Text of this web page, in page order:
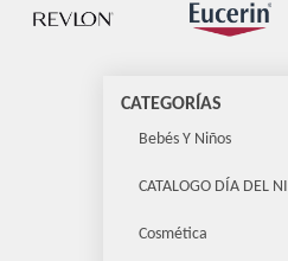
CATEGORÍAS
Bebés Y Niños
CATALOGO DÍA DEL
Cosmética